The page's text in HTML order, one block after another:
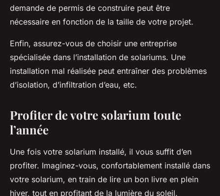
demande de permis de construire peut être
nécessaire en fonction de la taille de votre projet.
Enfin, assurez-vous de choisir une entreprise
spécialisée dans l’installation de solariums. Une
installation mal réalisée peut entraîner des problèmes
d’isolation, d’infiltration d’eau, etc.
Profiter de votre solarium toute
l’année
Une fois votre solarium installé, il vous suffit d’en
profiter. Imaginez-vous, confortablement installé dans
votre solarium, en train de lire un bon livre en plein
hiver, tout en profitant de la lumière du soleil.